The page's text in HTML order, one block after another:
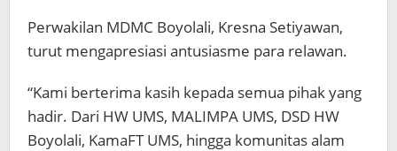
Perwakilan MDMC Boyolali, Kresna Setiyawan,
turut mengapresiasi antusiasme para relawan.
“Kami berterima kasih kepada semua pihak yang
hadir. Dari HW UMS, MALIMPA UMS, DSD HW
Boyolali, KamaFT UMS, hingga komunitas alam